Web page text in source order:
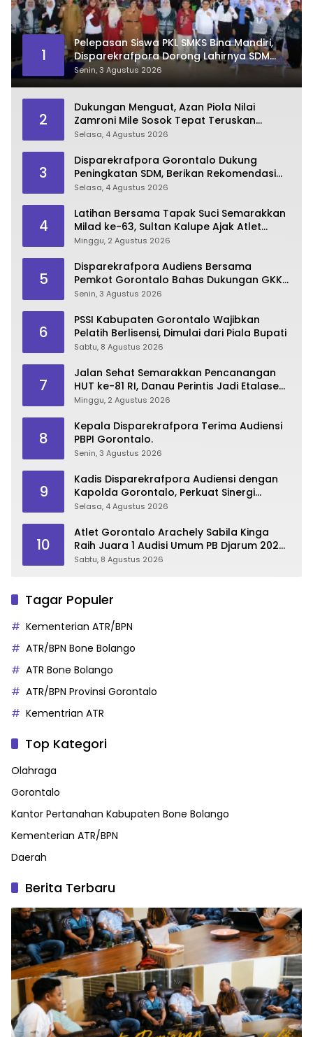
1
Pelepasan Siswa PKL SMKS Bina Mandiri,
Disparekrafpora Dorong Lahirnya SDM
Pariwisata Unggul
Senin, 3 Agustus 2026
2
Dukungan Menguat, Azan Piola Nilai
Zamroni Mile Sosok Tepat Teruskan
Pembangunan Bone Bolango
Selasa, 4 Agustus 2026
3
Disparekrafpora Gorontalo Dukung
Peningkatan SDM, Berikan Rekomendasi
Studi S3 bagi Pegawai
Selasa, 4 Agustus 2026
4
Latihan Bersama Tapak Suci Semarakkan
Milad ke-63, Sultan Kalupe Ajak Atlet
Lestarikan Budaya Bela Diri
Minggu, 2 Agustus 2026
5
Disparekrafpora Audiens Bersama
Pemkot Gorontalo Bahas Dukungan GKK
2026
Senin, 3 Agustus 2026
6
PSSI Kabupaten Gorontalo Wajibkan
Pelatih Berlisensi, Dimulai dari Piala Bupati
Sabtu, 8 Agustus 2026
7
Jalan Sehat Semarakkan Pencanangan
HUT ke-81 RI, Danau Perintis Jadi Etalase
Wisata Gorontalo
Minggu, 2 Agustus 2026
8
Kepala Disparekrafpora Terima Audiensi
PBPI Gorontalo.
Senin, 3 Agustus 2026
9
Kadis Disparekrafpora Audiensi dengan
Kapolda Gorontalo, Perkuat Sinergi
Sukseskan Gorontalo Karnaval Karawo
Selasa, 4 Agustus 2026
10
Atlet Gorontalo Arachely Sabila Kinga
Raih Juara 1 Audisi Umum PB Djarum 2026
di Makassar
Sabtu, 8 Agustus 2026
Tagar Populer
Kementerian ATR/BPN
ATR/BPN Bone Bolango
ATR Bone Bolango
ATR/BPN Provinsi Gorontalo
Kementrian ATR
Top Kategori
Olahraga
Gorontalo
Kantor Pertanahan Kabupaten Bone Bolango
Kementerian ATR/BPN
Daerah
Berita Terbaru